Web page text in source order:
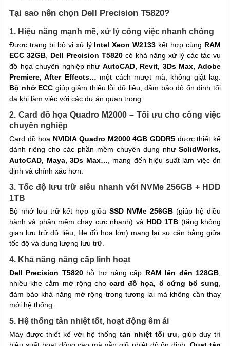
Tại sao nên chọn Dell Precision T5820?
1. Hiệu năng mạnh mẽ, xử lý công việc nhanh chóng
Được trang bị bộ vi xử lý Intel Xeon W2133 kết hợp cùng RAM
ECC 32GB, Dell Precision T5820có khả năng xử lý các tác vụ
đồ họa chuyên nghiệp như AutoCAD, Revit, 3Ds Max, Adobe
Premiere, After Effects… một cách mượt mà, không giật lag.
Bộ nhớ ECC giúp giảm thiểu lỗi dữ liệu, đảm bảo độ ổn định tối
đa khi làm việc với các dự án quan trọng.
2. Card đồ họa Quadro M2000 – Tối ưu cho công việc
chuyên nghiệp
Card đồ họa NVIDIA Quadro M2000 4GB GDDR5được thiết kế
dành riêng cho các phần mềm chuyên dụng như SolidWorks,
AutoCAD, Maya, 3Ds Max… , mang đến hiệu suất làm việc ổn
định và chính xác hơn.
3. Tốc độ lưu trữ siêu nhanh với NVMe 256GB + HDD
1TB
Bộ nhớ lưu trữ kết hợp giữa SSD NVMe 256GB(giúp hệ điều
hành và phần mềm chạy cực nhanh) và HDD 1TB (tăng không
gian lưu trữ dữ liệu, file đồ họa lớn) mang lại sự cân bằng giữa
tốc độ và dung lượng lưu trữ.
4. Khả năng nâng cấp linh hoạt
Dell Precision T5820hỗ trợ nâng cấp RAM lên đến 128GB
nhiều khe cắm mở rộng cho card đồ họa, ổ cứng bổ sung
đảm bảo khả năng mở rộng trong tương lai mà không cần thay
mới hệ thống.
5. Hệ thống tản nhiệt tốt, hoạt động êm ái
Máy được thiết kế với hệ thống tản nhiệt tối ưu , giúp duy trì